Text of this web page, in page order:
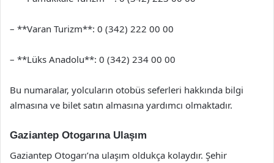
– **Varan Turizm**: 0 (342) 222 00 00
– **Lüks Anadolu**: 0 (342) 234 00 00
Bu numaralar, yolcuların otobüs seferleri hakkında bilgi
almasına ve bilet satın almasına yardımcı olmaktadır.
Gaziantep Otogarına Ulaşım
Gaziantep Otogarı’na ulaşım oldukça kolaydır. Şehir